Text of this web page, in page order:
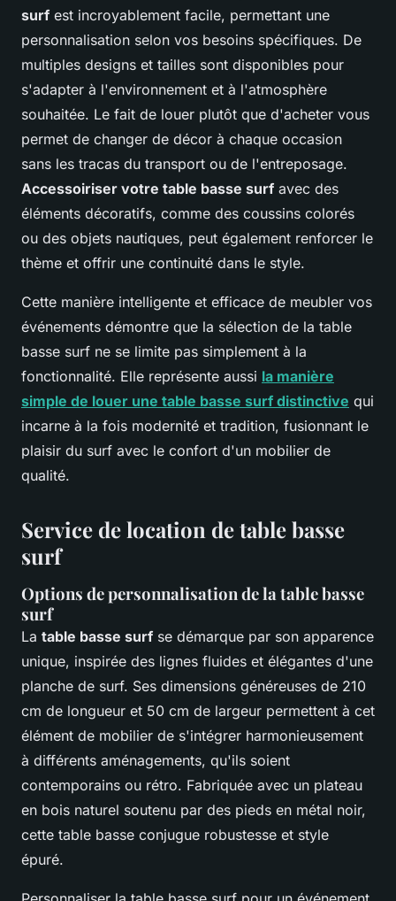
surf est incroyablement facile, permettant une
personnalisation selon vos besoins spécifiques. De
multiples designs et tailles sont disponibles pour
s'adapter à l'environnement et à l'atmosphère
souhaitée. Le fait de louer plutôt que d'acheter vous
permet de changer de décor à chaque occasion
sans les tracas du transport ou de l'entreposage.
Accessoiriser votre table basse surf avec des
éléments décoratifs, comme des coussins colorés
ou des objets nautiques, peut également renforcer le
thème et offrir une continuité dans le style.
Cette manière intelligente et efficace de meubler vos
événements démontre que la sélection de la table
basse surf ne se limite pas simplement à la
fonctionnalité. Elle représente aussi la manière
simple de louer une table basse surf distinctive qui
incarne à la fois modernité et tradition, fusionnant le
plaisir du surf avec le confort d'un mobilier de
qualité.
Service de location de table basse
surf
Options de personnalisation de la table basse
surf
La table basse surf se démarque par son apparence
unique, inspirée des lignes fluides et élégantes d'une
planche de surf. Ses dimensions généreuses de 210
cm de longueur et 50 cm de largeur permettent à cet
élément de mobilier de s'intégrer harmonieusement
à différents aménagements, qu'ils soient
contemporains ou rétro. Fabriquée avec un plateau
en bois naturel soutenu par des pieds en métal noir,
cette table basse conjugue robustesse et style
épuré.